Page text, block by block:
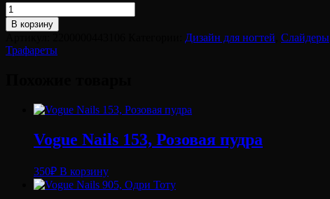
Количество
товара
VOGUE,
Т03,
Трафарет
В корзину
Дизайн для ногтей Слайдеры
Трафареты
Vogue Nails 153, Розовая пудра
350₽ В корзину